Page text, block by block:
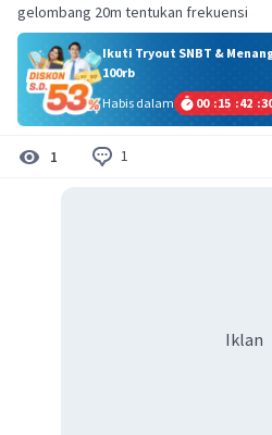
gelombang 20m tentukan frekuensi
Ikuti Tryout SNBT &
100rb
Habis dalam
00 :15 :42 :
1 1
Iklan